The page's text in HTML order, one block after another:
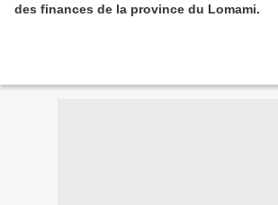
des finances de la province du Lomami.